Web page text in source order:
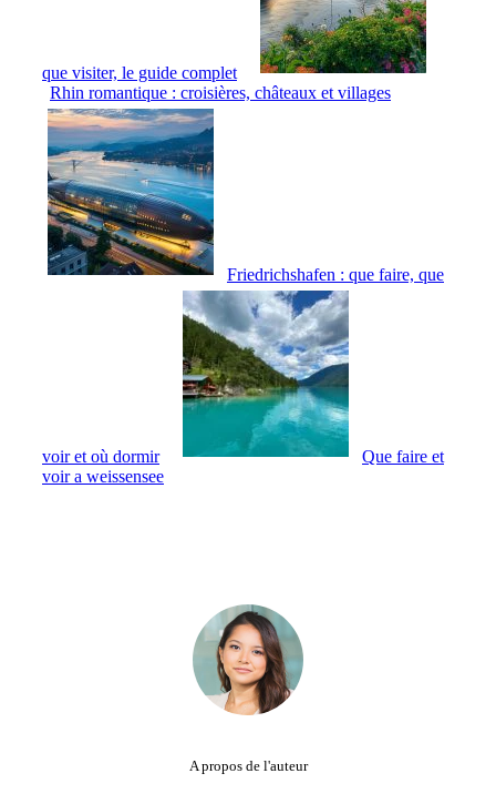
que visiter, le guide complet
Rhin romantique : croisières, châteaux et villages
Friedrichshafen : que faire, que
voir et où dormir
Que faire et
voir a weissensee
A propos de l'auteur